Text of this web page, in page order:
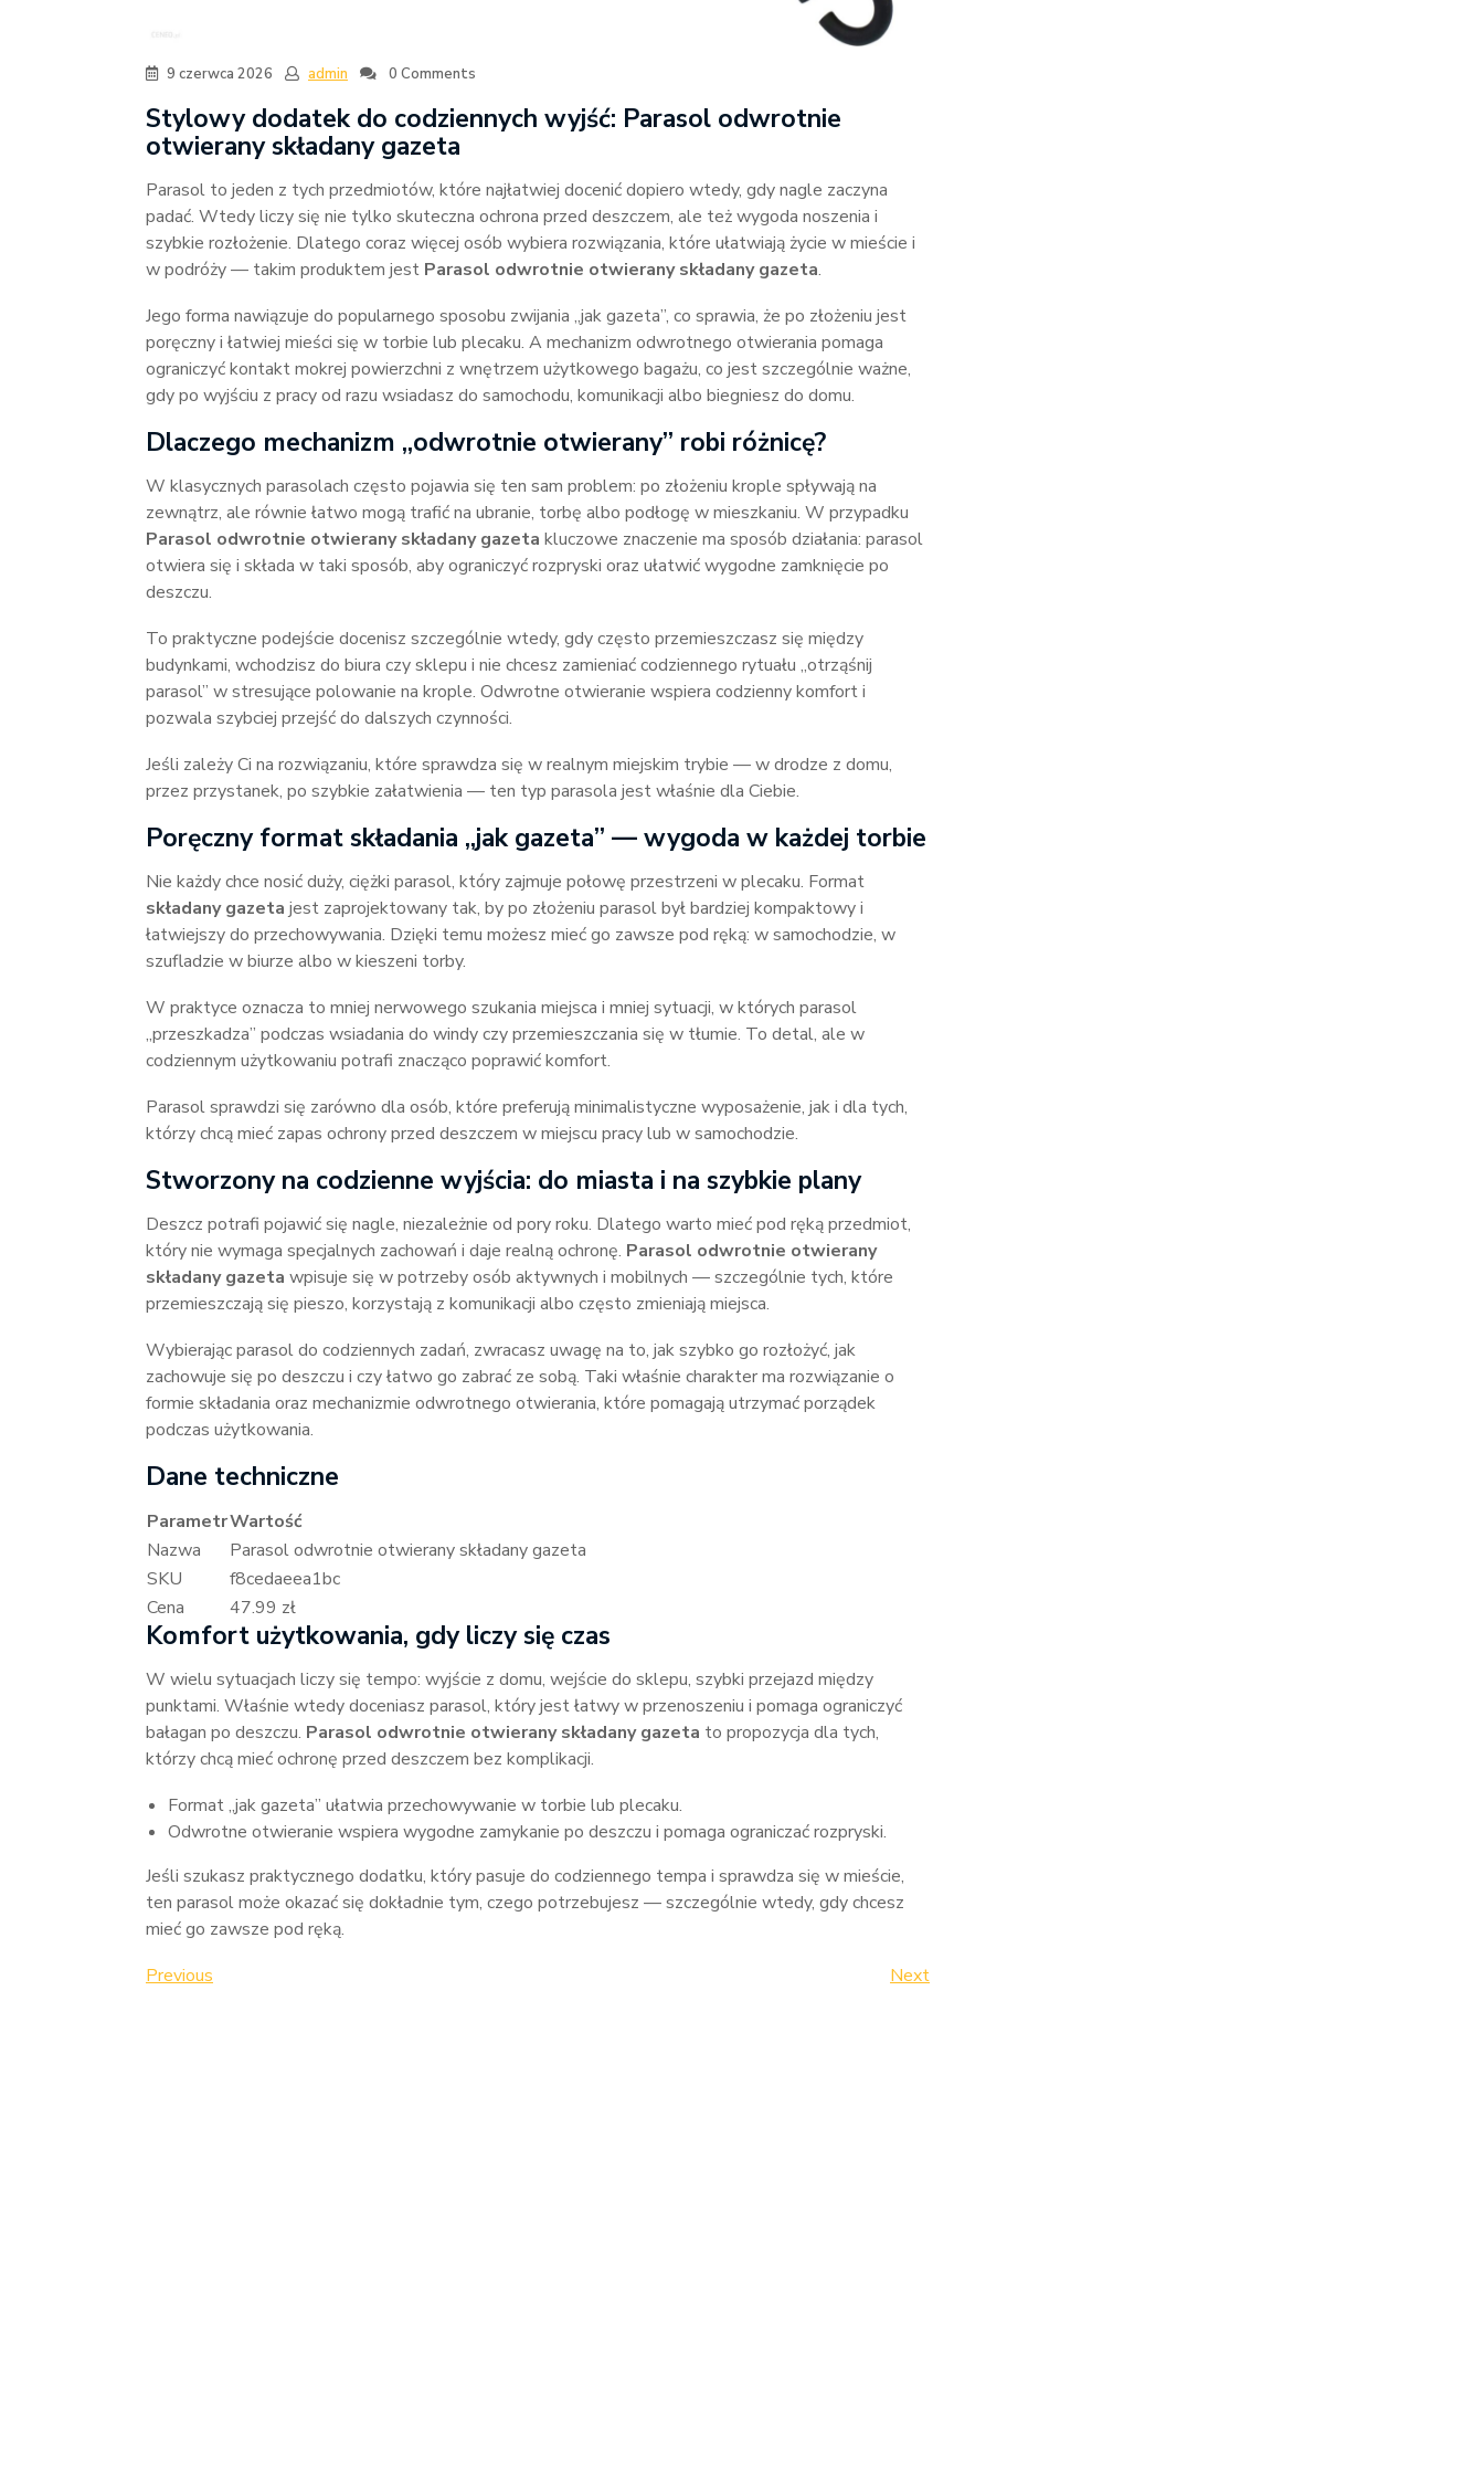
9 czerwca 2026 admin 0 Comments
Stylowy dodatek do codziennych wyjść: Parasol odwrotnie
otwierany składany gazeta
Parasol to jeden z tych przedmiotów, które najłatwiej docenić dopiero wtedy, gdy nagle zaczyna
padać. Wtedy liczy się nie tylko skuteczna ochrona przed deszczem, ale też wygoda noszenia i
szybkie rozłożenie. Dlatego coraz więcej osób wybiera rozwiązania, które ułatwiają życie w mieście i
w podróży — takim produktem jest Parasol odwrotnie otwierany składany gazeta.
Jego forma nawiązuje do popularnego sposobu zwijania „jak gazeta”, co sprawia, że po złożeniu jest
poręczny i łatwiej mieści się w torbie lub plecaku. A mechanizm odwrotnego otwierania pomaga
ograniczyć kontakt mokrej powierzchni z wnętrzem użytkowego bagażu, co jest szczególnie ważne,
gdy po wyjściu z pracy od razu wsiadasz do samochodu, komunikacji albo biegniesz do domu.
Dlaczego mechanizm „odwrotnie otwierany” robi różnicę?
W klasycznych parasolach często pojawia się ten sam problem: po złożeniu krople spływają na
zewnątrz, ale równie łatwo mogą trafić na ubranie, torbę albo podłogę w mieszkaniu. W przypadku
Parasol odwrotnie otwierany składany gazeta kluczowe znaczenie ma sposób działania: parasol
otwiera się i składa w taki sposób, aby ograniczyć rozpryski oraz ułatwić wygodne zamknięcie po
deszczu.
To praktyczne podejście docenisz szczególnie wtedy, gdy często przemieszczasz się między
budynkami, wchodzisz do biura czy sklepu i nie chcesz zamieniać codziennego rytuału „otrząśnij
parasol” w stresujące polowanie na krople. Odwrotne otwieranie wspiera codzienny komfort i
pozwala szybciej przejść do dalszych czynności.
Jeśli zależy Ci na rozwiązaniu, które sprawdza się w realnym miejskim trybie — w drodze z domu,
przez przystanek, po szybkie załatwienia — ten typ parasola jest właśnie dla Ciebie.
Poręczny format składania „jak gazeta” — wygoda w każdej torbie
Nie każdy chce nosić duży, ciężki parasol, który zajmuje połowę przestrzeni w plecaku. Format
składany gazeta jest zaprojektowany tak, by po złożeniu parasol był bardziej kompaktowy i
łatwiejszy do przechowywania. Dzięki temu możesz mieć go zawsze pod ręką: w samochodzie, w
szufladzie w biurze albo w kieszeni torby.
W praktyce oznacza to mniej nerwowego szukania miejsca i mniej sytuacji, w których parasol
„przeszkadza” podczas wsiadania do windy czy przemieszczania się w tłumie. To detal, ale w
codziennym użytkowaniu potrafi znacząco poprawić komfort.
Parasol sprawdzi się zarówno dla osób, które preferują minimalistyczne wyposażenie, jak i dla tych,
którzy chcą mieć zapas ochrony przed deszczem w miejscu pracy lub w samochodzie.
Stworzony na codzienne wyjścia: do miasta i na szybkie plany
Deszcz potrafi pojawić się nagle, niezależnie od pory roku. Dlatego warto mieć pod ręką przedmiot,
który nie wymaga specjalnych zachowań i daje realną ochronę. Parasol odwrotnie otwierany
składany gazeta wpisuje się w potrzeby osób aktywnych i mobilnych — szczególnie tych, które
przemieszczają się pieszo, korzystają z komunikacji albo często zmieniają miejsca.
Wybierając parasol do codziennych zadań, zwracasz uwagę na to, jak szybko go rozłożyć, jak
zachowuje się po deszczu i czy łatwo go zabrać ze sobą. Taki właśnie charakter ma rozwiązanie o
formie składania oraz mechanizmie odwrotnego otwierania, które pomagają utrzymać porządek
podczas użytkowania.
Dane techniczne
ParametrWartość
Nazwa
Parasol odwrotnie otwierany składany gazeta
SKU
f8cedaeea1bc
Cena
47.99 zł
Komfort użytkowania, gdy liczy się czas
W wielu sytuacjach liczy się tempo: wyjście z domu, wejście do sklepu, szybki przejazd między
punktami. Właśnie wtedy doceniasz parasol, który jest łatwy w przenoszeniu i pomaga ograniczyć
bałagan po deszczu. Parasol odwrotnie otwierany składany gazeta to propozycja dla tych,
którzy chcą mieć ochronę przed deszczem bez komplikacji.
Format „jak gazeta” ułatwia przechowywanie w torbie lub plecaku.
Odwrotne otwieranie wspiera wygodne zamykanie po deszczu i pomaga ograniczać rozpryski.
Jeśli szukasz praktycznego dodatku, który pasuje do codziennego tempa i sprawdza się w mieście,
ten parasol może okazać się dokładnie tym, czego potrzebujesz — szczególnie wtedy, gdy chcesz
mieć go zawsze pod ręką.
Nawigacja
Previous
Previous
Next
Next